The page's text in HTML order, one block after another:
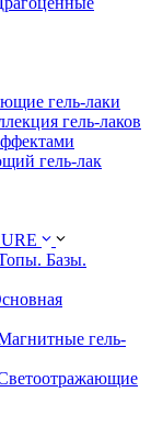
гель-лаки
гель-лаков
гель-лак
Базы.
гель-